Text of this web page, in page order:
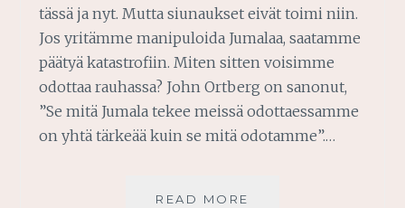
tässä ja nyt. Mutta siunaukset eivät toimi niin.
Jos yritämme manipuloida Jumalaa, saatamme
päätyä katastrofiin. Miten sitten voisimme
odottaa rauhassa? John Ortberg on sanonut,
”Se mitä Jumala tekee meissä odottaessamme
on yhtä tärkeää kuin se mitä odotamme”.…
READ MORE